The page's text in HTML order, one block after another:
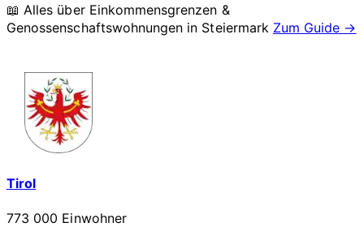
📖 Alles über Einkommensgrenzen &
Genossenschaftswohnungen in Steiermark Zum Guide →
Tirol
773 000 Einwohner